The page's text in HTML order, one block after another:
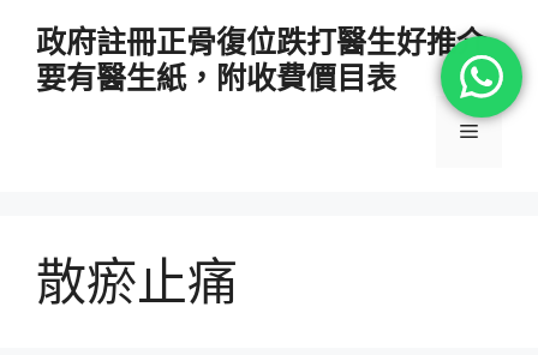
政府註冊正骨復位跌打醫生好推介
要有醫生紙，附收費價目表
選
散瘀止痛